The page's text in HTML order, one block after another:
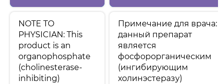
NOTE TO
PHYSICIAN: This
product is an
organophosphate
(cholinesterase-
inhibiting)
Примечание для врача:
данный препарат
является
фосфорорганическим
(ингибирующим
холинэстеразу)